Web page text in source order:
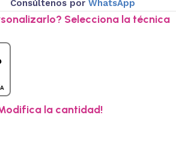
Consúltenos por WhatsApp
Selecciona la técnica
la cantidad!